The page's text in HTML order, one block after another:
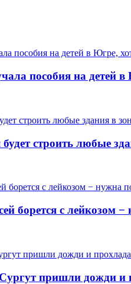
пособия на детей в
строить любые
борется с лейкозом
пришли дожди и